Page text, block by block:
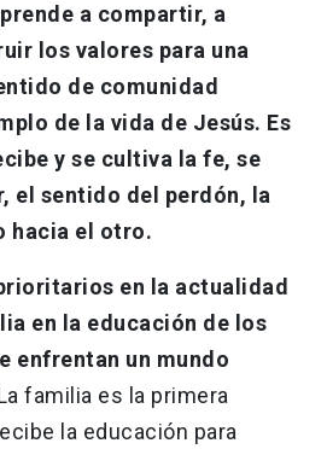
a compartir, a
los valores para una
de comunidad
de la vida de Jesús. Es
y se cultiva la fe, se
el sentido del perdón, la
hacia el otro.
en la actualidad
en la educación de los
enfrentan un mundo
familia es la primera
la educación para